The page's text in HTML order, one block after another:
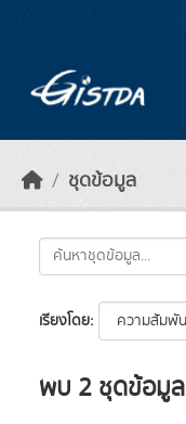
ชุดข้อมูล
เรียงโดย
พบ 2 ชุดข้อมูล